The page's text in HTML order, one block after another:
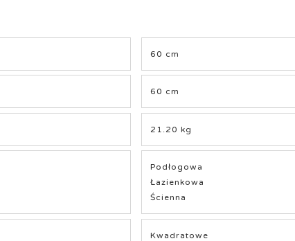
60 cm
60 cm
21.20 kg
Podłogowa
Łazienkowa
Ścienna
Kwadratowe